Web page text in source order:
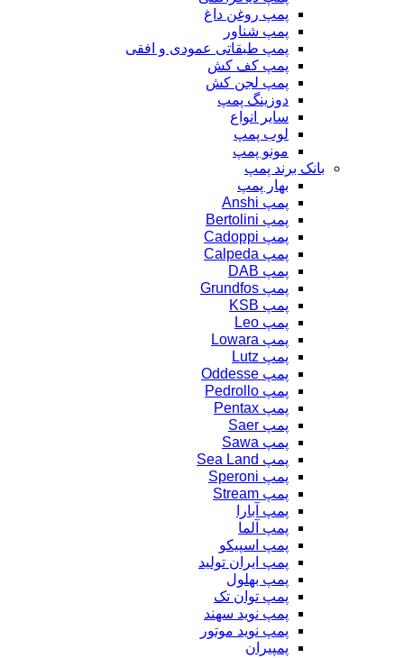
پمپ روغن داغ
پمپ شناور
پمپ طبقاتی عمودی و افقی
پمپ کف کش
پمپ لجن کش
دوزینگ پمپ
سایر انواع
لوب پمپ
مونو پمپ
بانک برند پمپ
بهار پمپ
پمپ Anshi
پمپ Bertolini
پمپ Cadoppi
پمپ Calpeda
پمپ DAB
پمپ Grundfos
پمپ KSB
پمپ Leo
پمپ Lowara
پمپ Lutz
پمپ Oddesse
پمپ Pedrollo
پمپ Pentax
پمپ Saer
پمپ Sawa
پمپ Sea Land
پمپ Speroni
پمپ Stream
پمپ آبارا
پمپ آلما
پمپ اسپیکو
پمپ ایران تولید
پمپ بهلول
پمپ توان تک
پمپ نوید سهند
پمپ نوید موتور
پمپیران